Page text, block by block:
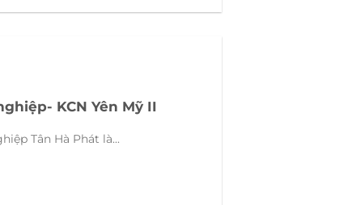
KCN Yên Mỹ II
Tân Hà Phát là...